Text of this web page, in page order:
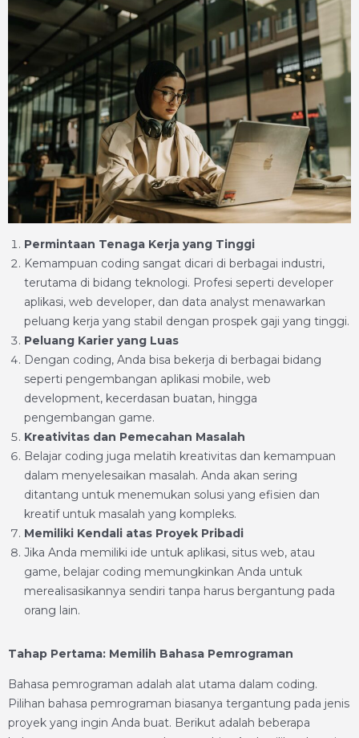
Permintaan Tenaga Kerja yang Tinggi
Kemampuan coding sangat dicari di berbagai industri,
terutama di bidang teknologi. Profesi seperti developer
aplikasi, web developer, dan data analyst menawarkan
peluang kerja yang stabil dengan prospek gaji yang tinggi.
Peluang Karier yang Luas
Dengan coding, Anda bisa bekerja di berbagai bidang
seperti pengembangan aplikasi mobile, web
development, kecerdasan buatan, hingga
pengembangan game.
Kreativitas dan Pemecahan Masalah
Belajar coding juga melatih kreativitas dan kemampuan
dalam menyelesaikan masalah. Anda akan sering
ditantang untuk menemukan solusi yang efisien dan
kreatif untuk masalah yang kompleks.
Memiliki Kendali atas Proyek Pribadi
Jika Anda memiliki ide untuk aplikasi, situs web, atau
game, belajar coding memungkinkan Anda untuk
merealisasikannya sendiri tanpa harus bergantung pada
orang lain.
Tahap Pertama: Memilih Bahasa Pemrograman
Bahasa pemrograman adalah alat utama dalam coding.
Pilihan bahasa pemrograman biasanya tergantung pada jenis
proyek yang ingin Anda buat. Berikut adalah beberapa